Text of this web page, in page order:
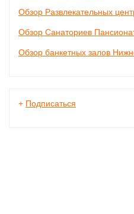
Обзор Развлекательных
Обзор Санаториев
Обзор банкетных залов
+ Подписаться